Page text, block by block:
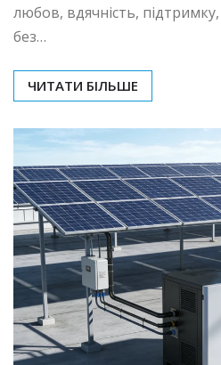
любов, вдячність, підтримку,
без…
ЧИТАТИ БІЛЬШЕ